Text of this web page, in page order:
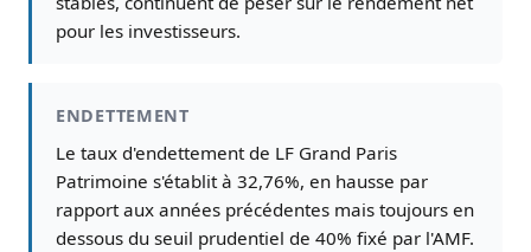
pour les investisseurs.
ENDETTEMENT
Le taux d'endettement de LF Grand Paris
Patrimoine s'établit à 32,76%, en hausse par
rapport aux années précédentes mais toujours en
dessous du seuil prudentiel de 40% fixé par l'AMF.